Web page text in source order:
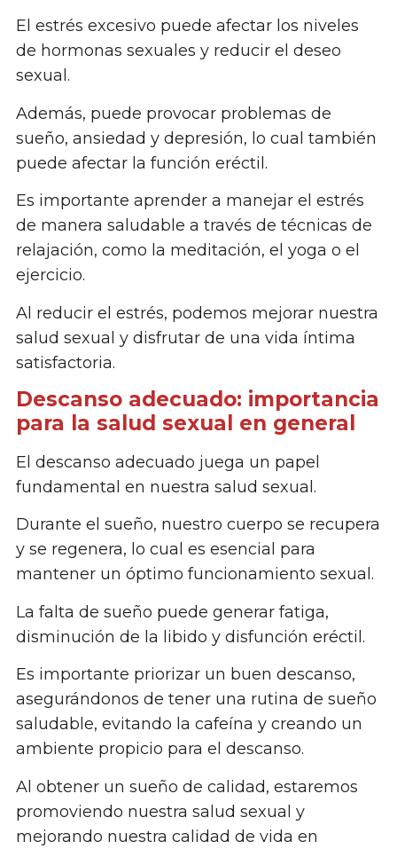
El estrés excesivo puede afectar los niveles
de hormonas sexuales y reducir el deseo
sexual.
Además, puede provocar problemas de
sueño, ansiedad y depresión, lo cual también
puede afectar la función eréctil.
Es importante aprender a manejar el estrés
de manera saludable a través de técnicas de
relajación, como la meditación, el yoga o el
ejercicio.
Al reducir el estrés, podemos mejorar nuestra
salud sexual y disfrutar de una vida íntima
satisfactoria.
Descanso adecuado: importancia
para la salud sexual en general
El descanso adecuado juega un papel
fundamental en nuestra salud sexual.
Durante el sueño, nuestro cuerpo se recupera
y se regenera, lo cual es esencial para
mantener un óptimo funcionamiento sexual.
La falta de sueño puede generar fatiga,
disminución de la libido y disfunción eréctil.
Es importante priorizar un buen descanso,
asegurándonos de tener una rutina de sueño
saludable, evitando la cafeína y creando un
ambiente propicio para el descanso.
Al obtener un sueño de calidad, estaremos
promoviendo nuestra salud sexual y
mejorando nuestra calidad de vida en